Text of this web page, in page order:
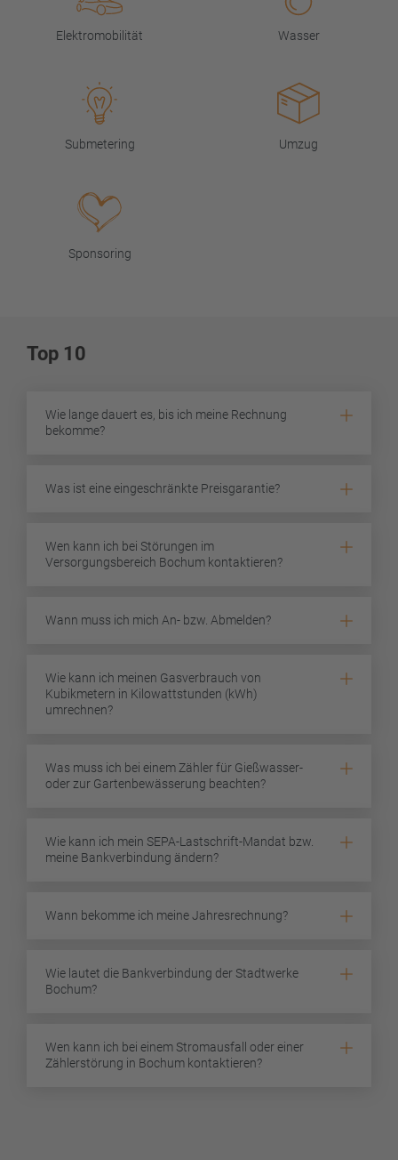
Elektromobilität Wasser
Submetering Umzug
Sponsoring
Top 10
Wie lange dauert es, bis ich meine Rechnung
bekomme?
Was ist eine eingeschränkte Preisgarantie?
Wen kann ich bei Störungen im
Versorgungsbereich Bochum kontaktieren?
Wann muss ich mich An- bzw. Abmelden?
Wie kann ich meinen Gasverbrauch von
Kubikmetern in Kilowattstunden (kWh)
umrechnen?
Was muss ich bei einem Zähler für Gießwasser-
oder zur Gartenbewässerung beachten?
Wie kann ich mein SEPA-Lastschrift-Mandat bzw.
meine Bankverbindung ändern?
Wann bekomme ich meine Jahresrechnung?
Wie lautet die Bankverbindung der Stadtwerke
Bochum?
Wen kann ich bei einem Stromausfall oder einer
Zählerstörung in Bochum kontaktieren?